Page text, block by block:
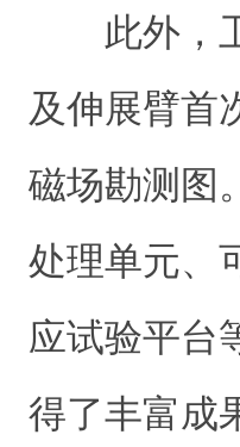
此外，卫
及伸展臂首
磁场勘测图
处理单元、
应试验平台
得了丰富成